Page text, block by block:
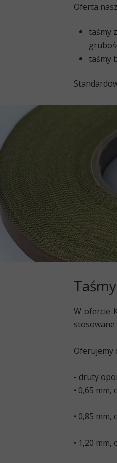
W ofercie
Oferujemy
- druty
• 0,65
• 0,85
• 1,20
Oferta
taśmy
taśmy